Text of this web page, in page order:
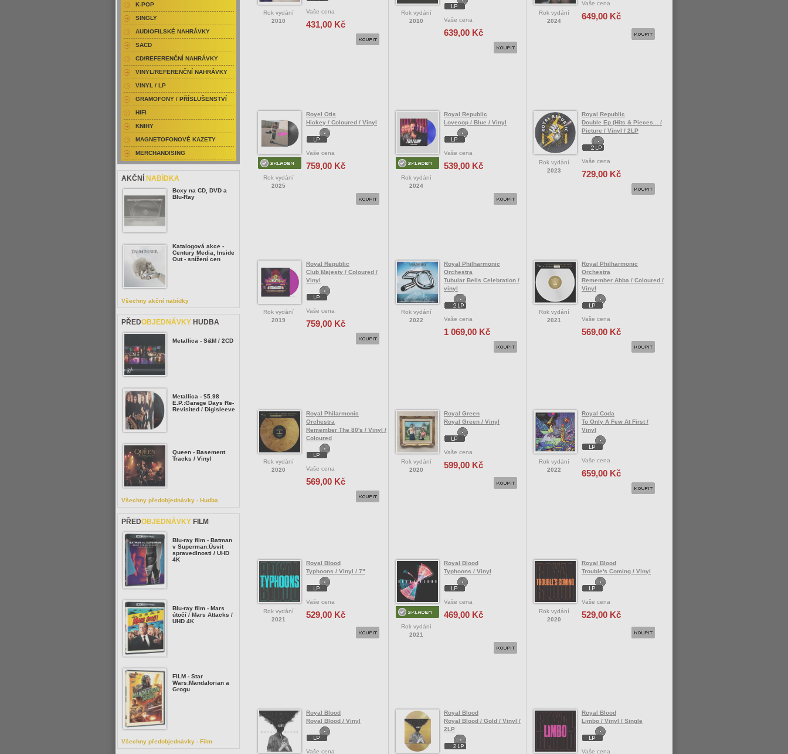
Rok vydání
2010
Vaše cena
431,00 Kč
Rok vydání
2010
Vaše cena
639,00 Kč
Rok vydání
2024
Vaše cena
649,00 Kč
Rok vydání
2025
Royel Otis
Hickey / Coloured / Vinyl
Vaše cena
759,00 Kč
Rok vydání
2024
Royal Republic
Lovecop / Blue / Vinyl
Vaše cena
539,00 Kč
Rok vydání
2023
Royal Republic
Double Ep (Hits & Pieces... /
Picture / Vinyl / 2LP
Vaše cena
729,00 Kč
Rok vydání
2019
Royal Republic
Club Majesty / Coloured /
Vinyl
Vaše cena
759,00 Kč
Rok vydání
2022
Royal Philharmonic
Orchestra
Tubular Bells Celebration /
vinyl
Vaše cena
1 069,00 Kč
Rok vydání
2021
Royal Philharmonic
Orchestra
Remember Abba / Coloured /
Vinyl
Vaše cena
569,00 Kč
Rok vydání
2020
Royal Philarmonic
Orchestra
Remember The 80's / Vinyl /
Coloured
Vaše cena
569,00 Kč
Rok vydání
2020
Royal Green
Royal Green / Vinyl
Vaše cena
599,00 Kč
Rok vydání
2022
Royal Coda
To Only A Few At First /
Vinyl
Vaše cena
659,00 Kč
Rok vydání
2021
Royal Blood
Typhoons / Vinyl / 7"
Vaše cena
529,00 Kč
Rok vydání
2021
Royal Blood
Typhoons / Vinyl
Vaše cena
469,00 Kč
Rok vydání
2020
Royal Blood
Trouble's Coming / Vinyl
Vaše cena
529,00 Kč
Royal Blood
Royal Blood / Vinyl
Vaše cena
Royal Blood
Royal Blood / Gold / Vinyl /
2LP
Royal Blood
Limbo / Vinyl / Single
Vaše cena
K-POP
SINGLY
AUDIOFILSKÉ NAHRÁVKY
SACD
CD/REFERENČNÍ NAHRÁVKY
VINYL/REFERENČNÍ NAHRÁVKY
VINYL / LP
GRAMOFONY / PŘÍSLUŠENSTVÍ
HIFI
KNIHY
MAGNETOFONOVÉ KAZETY
MERCHANDISING
AKČNÍ NABÍDKA
Boxy na CD, DVD a
Blu-Ray
Katalogová akce -
Century Media, Inside
Out - snížení cen
Všechny akční nabídky
PŘEDOBJEDNÁVKY HUDBA
Metallica - S&M / 2CD
Metallica - $5.98
E.P.:Garage Days Re-
Revisited / Digisleeve
Queen - Basement
Tracks / Vinyl
Všechny předobjednávky - Hudba
PŘEDOBJEDNÁVKY FILM
Blu-ray film - Batman
v Superman:Úsvit
spravedlnosti / UHD
4K
Blu-ray film - Mars
útočí / Mars Attacks /
UHD 4K
FILM - Star
Wars:Mandalorian a
Grogu
Všechny předobjednávky - Film